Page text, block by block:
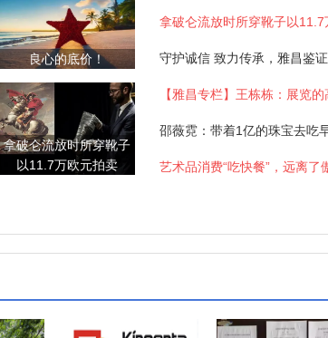
良心的底价！
拿破仑流放时所穿靴子
以11.7万欧元拍卖
【雅昌专栏】王栋栋：展览的